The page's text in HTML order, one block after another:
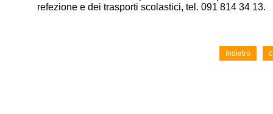
refezione e dei trasporti scolastici, tel. 091 814 34 13.
Indietro